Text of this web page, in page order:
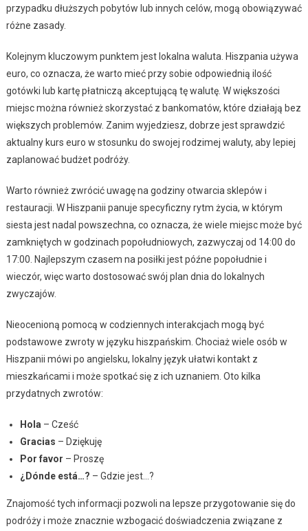
przypadku dłuższych pobytów lub innych celów, mogą obowiązywać
różne zasady.
Kolejnym kluczowym punktem jest lokalna waluta. Hiszpania używa
euro, co oznacza, że warto mieć przy sobie odpowiednią ilość
gotówki lub kartę płatniczą akceptującą tę walutę. W większości
miejsc można również skorzystać z bankomatów, które działają bez
większych problemów. Zanim wyjedziesz, dobrze jest sprawdzić
aktualny kurs euro w stosunku do swojej rodzimej waluty, aby lepiej
zaplanować budżet podróży.
Warto również zwrócić uwagę na godziny otwarcia sklepów i
restauracji. W Hiszpanii panuje specyficzny rytm życia, w którym
siesta jest nadal powszechna, co oznacza, że wiele miejsc może być
zamkniętych w godzinach popołudniowych, zazwyczaj od 14:00 do
17:00. Najlepszym czasem na posiłki jest późne popołudnie i
wieczór, więc warto dostosować swój plan dnia do lokalnych
zwyczajów.
Nieocenioną pomocą w codziennych interakcjach mogą być
podstawowe zwroty w języku hiszpańskim. Chociaż wiele osób w
Hiszpanii mówi po angielsku, lokalny język ułatwi kontakt z
mieszkańcami i może spotkać się z ich uznaniem. Oto kilka
przydatnych zwrotów:
Hola – Cześć
Gracias – Dziękuję
Por favor – Proszę
¿Dónde está…? – Gdzie jest…?
Znajomość tych informacji pozwoli na lepsze przygotowanie się do
podróży i może znacznie wzbogacić doświadczenia związane z